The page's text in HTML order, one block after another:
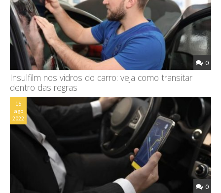
0
Insulfilm nos vidros do carro: veja como transitar
dentro das regras
15
ago
2022
0